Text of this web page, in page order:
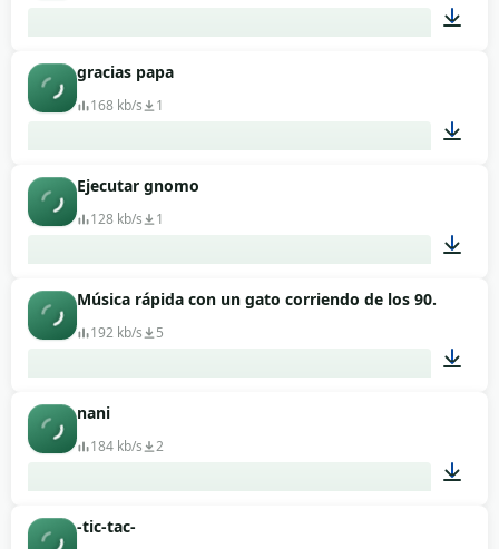
gracias papa
168 kb/s 1
Ejecutar gnomo
128 kb/s 1
00:13
Música rápida con un gato corriendo de los 90.
192 kb/s 5
nani
184 kb/s 2
-tic-tac-